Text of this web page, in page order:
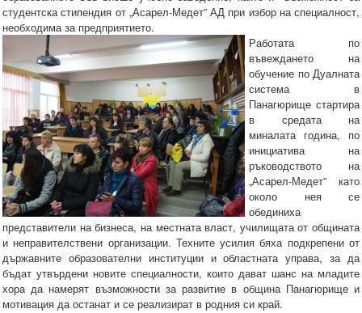
студентска стипендия от „Асарел-Медет” АД при избор на специалност,
необходима за предприятието.
Работата по
въвеждането на
обучение по Дуалната
система в
Панагюрище стартира
в средата на
миналата година, по
инициатива на
ръководството на
„Асарел-Медет” като
около нея се
обединиха
представители на бизнеса, на местната власт, училищата от общината
и неправителствени организации. Техните усилия бяха подкрепени от
държавните образователни институции и областната управа, за да
бъдат утвърдени новите специалности, които дават шанс на младите
хора да намерят възможности за развитие в община Панагюрище и
мотивация да останат и се реализират в родния си край.